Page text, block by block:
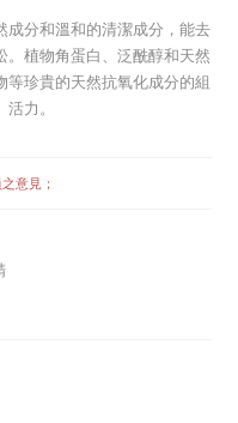
成分和溫和的清潔成分，能去
。植物角蛋白、泛酰醇和天然
等珍貴的天然抗氧化成分的組
力。
意見；